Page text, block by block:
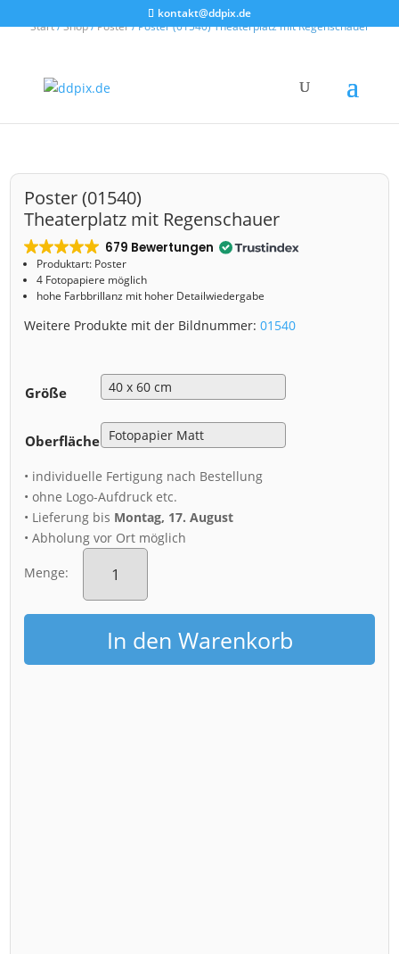
kontakt@ddpix.de
Start/Shop/Poster/ Poster (01540) Theaterplatz mit Regenschauer
Poster (01540)
Theaterplatz mit Regenschauer
679 Bewertungen
Produktart: Poster
4 Fotopapiere möglich
hohe Farbbrillanz mit hoher Detailwiedergabe
Weitere Produkte mit der Bildnummer:01540
Größe
Oberfläche
• individuelle Fertigung nach Bestellung
• ohne Logo-Aufdruck etc.
• Lieferung bis Montag, 17. August
• Abholung vor Ort möglich
Menge:
Poster
(01540)
mit
Regenschauer
MengeIn den Warenkorb